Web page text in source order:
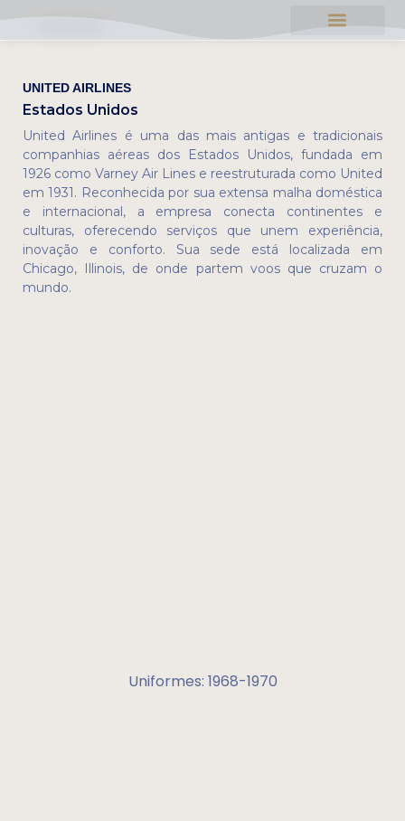
UNITED AIRLINES
Estados Unidos
United Airlines é uma das mais antigas e tradicionais
companhias aéreas dos Estados Unidos, fundada em
1926 como Varney Air Lines e reestruturada como United
em 1931. Reconhecida por sua extensa malha doméstica
e internacional, a empresa conecta continentes e
culturas, oferecendo serviços que unem experiência,
inovação e conforto. Sua sede está localizada em
Chicago, Illinois, de onde partem voos que cruzam o
mundo.
Uniformes: 1968-1970